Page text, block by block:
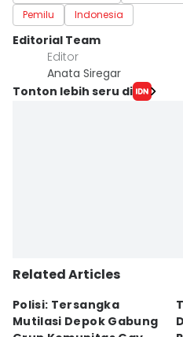
Pemilu
Indonesia
Editorial Team
Editor
Anata Siregar
Tonton lebih seru di
Related Articles
Polisi: Tersangka
Mutilasi Depok Gabung